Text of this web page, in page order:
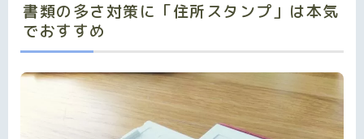
書類の多さ対策に「住所スタンプ」は本気
でおすすめ